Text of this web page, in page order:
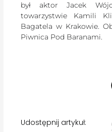
był aktor Jacek
towarzystwie Kamili
Bagatela w Krakowie.
Piwnica Pod Baranami.
Udostępnij artykuł: